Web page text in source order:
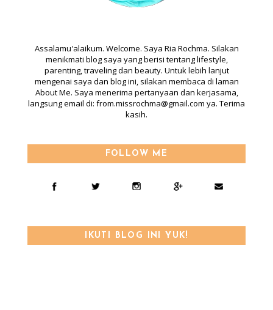
Assalamu'alaikum. Welcome. Saya Ria Rochma. Silakan
menikmati blog saya yang berisi tentang lifestyle,
parenting, traveling dan beauty. Untuk lebih lanjut
mengenai saya dan blog ini, silakan membaca di laman
About Me. Saya menerima pertanyaan dan kerjasama,
langsung email di: from.missrochma@gmail.com ya. Terima
kasih.
FOLLOW ME
IKUTI BLOG INI YUK!